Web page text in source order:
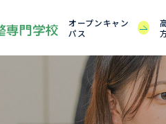
オープンキャン
パス